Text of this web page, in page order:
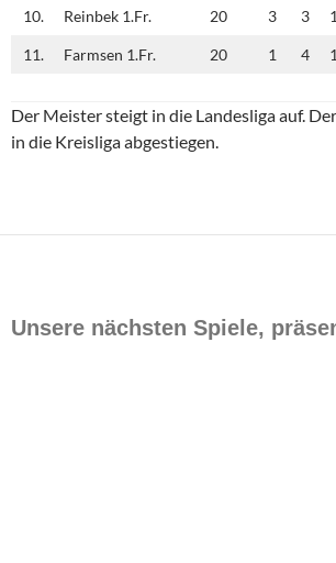
10. Reinbek 1.Fr. 20 3 3
11. Farmsen 1.Fr. 20 1 4
Der Meister steigt in die Landesliga auf.
in die Kreisliga abgestiegen.
Unsere nächsten Spiele,